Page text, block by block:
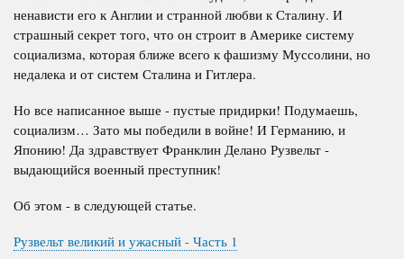
ненависти его к Англии и странной любви к Сталину. И
страшный секрет того, что он строит в Америке систему
социализма, которая ближе всего к фашизму Муссолини, но
недалека и от систем Сталина и Гитлера.
Но все написанное выше - пустые придирки! Подумаешь,
социализм… Зато мы победили в войне! И Германию, и
Японию! Да здравствует Франклин Делано Рузвельт -
выдающийся военный преступник!
Об этом - в следующей статье.
Рузвельт великий и ужасный - Часть 1